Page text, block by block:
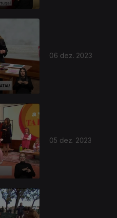
06 dez. 2023
05 dez. 2023